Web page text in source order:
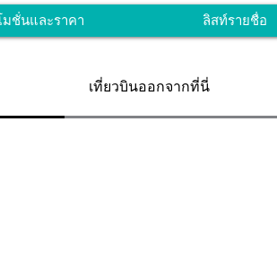
มชั่นและราคา ลิสท์รายชื่อ
เที่ยวบินออกจากที่นี่